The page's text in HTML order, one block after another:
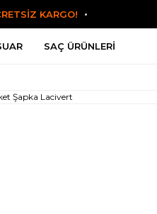
KARGO!
SAÇ ÜRÜNLERI